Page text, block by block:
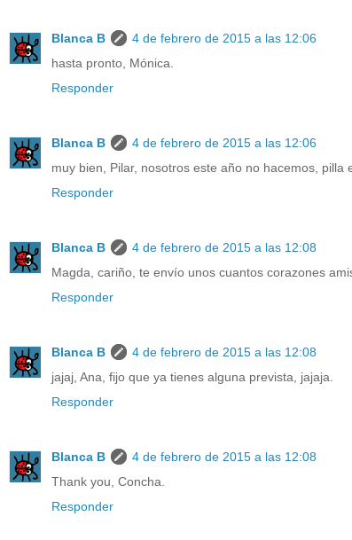
Blanca B
4 de febrero de 2015 a las 12:06
hasta pronto, Mónica.
Responder
Blanca B
4 de febrero de 2015 a las 12:06
muy bien, Pilar, nosotros este año no hacemos, pilla
Responder
Blanca B
4 de febrero de 2015 a las 12:08
Magda, cariño, te envío unos cuantos corazones
Responder
Blanca B
4 de febrero de 2015 a las 12:08
jajaj, Ana, fijo que ya tienes alguna prevista, jajaja.
Responder
Blanca B
4 de febrero de 2015 a las 12:08
Thank you, Concha.
Responder